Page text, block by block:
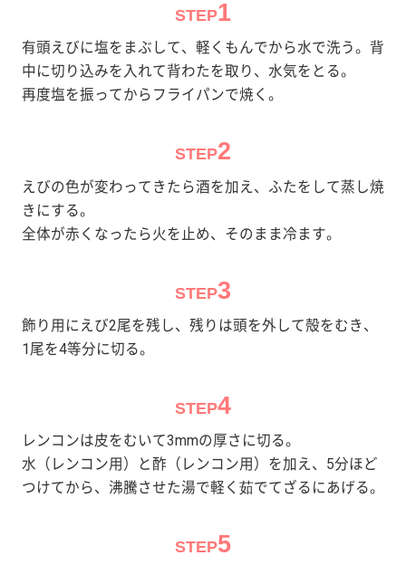
STEP1
有頭えびに塩をまぶして、軽くもんでから水で洗う。背
中に切り込みを入れて背わたを取り、水気をとる。
再度塩を振ってからフライパンで焼く。
STEP2
えびの色が変わってきたら酒を加え、ふたをして蒸し焼
きにする。
全体が赤くなったら火を止め、そのまま冷ます。
STEP3
飾り用にえび2尾を残し、残りは頭を外して殻をむき、
1尾を4等分に切る。
STEP4
レンコンは皮をむいて3mmの厚さに切る。
水（レンコン用）と酢（レンコン用）を加え、5分ほど
つけてから、沸騰させた湯で軽く茹でてざるにあげる。
STEP5